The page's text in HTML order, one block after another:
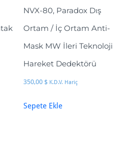
NVX-80, Paradox Dış
Ortam / İç Ortam Anti-
Mask MW İleri Teknoloji
Hareket Dedektörü
350,00 $ K.D.V. Hariç
Sepete Ekle